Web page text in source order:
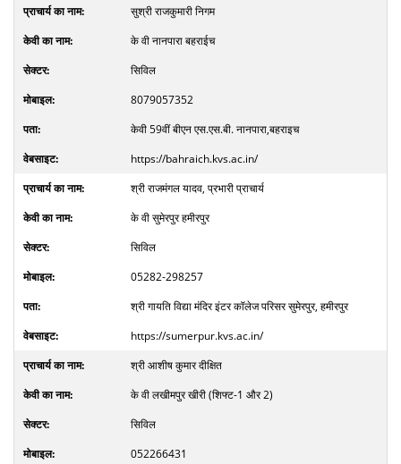
सुश्री राजकुमारी निगम
के वी नानपारा बहराईच
सिविल
8079057352
केवी 59वीं बीएन एस.एस.बी. नानपारा,बहराइच
https://bahraich.kvs.ac.in/
श्री राजमंगल यादव, प्रभारी प्राचार्य
के वी सुमेरपुर हमीरपुर
सिविल
05282-298257
श्री गायति विद्या मंदिर इंटर कॉलेज परिसर सुमेरपुर, हमीरपुर
https://sumerpur.kvs.ac.in/
श्री आशीष कुमार दीक्षित
के वी लखीमपुर खीरी (शिफ्ट-1 और 2)
सिविल
052266431